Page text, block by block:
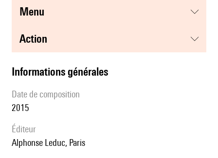
menu
action
informations générales
date de composition
2015
éditeur
Alphonse Leduc, Paris